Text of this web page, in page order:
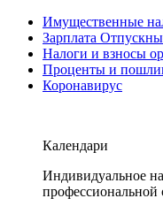
Имущественные
Зарплата
Налоги и взносы
Проценты и
Коронавирус
Календари
Индивидуальное
профессиональной